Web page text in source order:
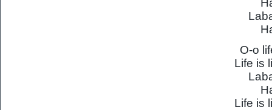
О-о
Life is
Life is